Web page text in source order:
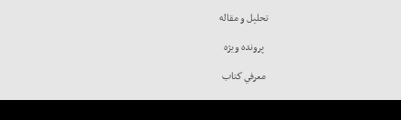
تحليل و مقاله
پرونده ويژه
معرفي كتاب